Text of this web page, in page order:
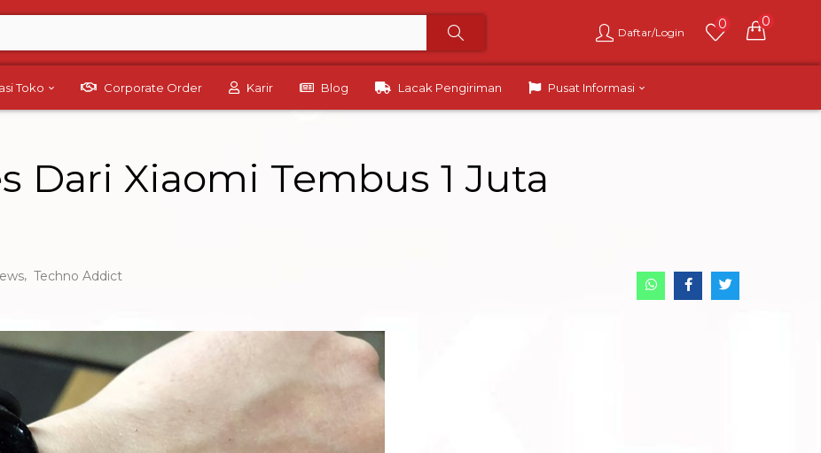
Daftar/Login
0 0
Toko Corporate Order Karir Blog Lacak Pengiriman Pusat Informasi
Dari Xiaomi Tembus 1 Juta
, Techno Addict